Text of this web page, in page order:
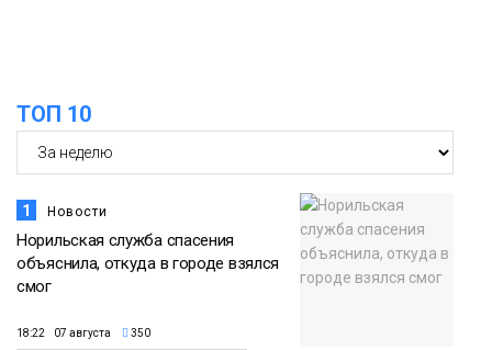
ТОП 10
1 Новости
Норильская служба спасения
объяснила, откуда в городе взялся
смог
18:22 07 августа 350